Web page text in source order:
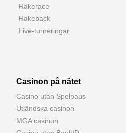
Rakerace
Rakeback
Live-turneringar
Casinon på nätet
Casino utan Spelpaus
Utländska casinon
MGA casinon